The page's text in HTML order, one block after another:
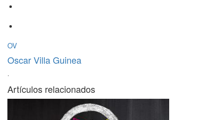
OV
Oscar Villa Guinea
·
Artículos relacionados